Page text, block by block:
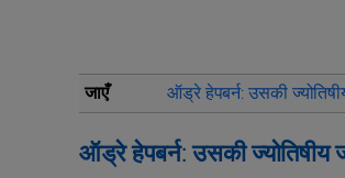
जाएँ ऑड्रे हेपबर्न: उसकी
ऑड्रे हेपबर्न: उसकी